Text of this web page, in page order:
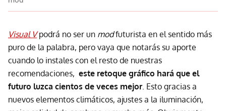
Visual Vpodrá no ser un modfuturista en el sentido más
puro de la palabra, pero vaya que notarás su aporte
cuando lo instales con el resto de nuestras
recomendaciones, este retoque gráfico hará que el
futuro luzca cientos de veces mejor . Esto gracias a
nuevos elementos climáticos, ajustes a la iluminación,